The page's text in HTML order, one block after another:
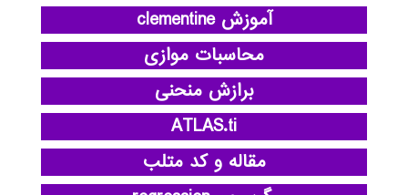
آموزش clementine
محاسبات موازی
برازش منحنی
ATLAS.ti
مقاله و کد متلب